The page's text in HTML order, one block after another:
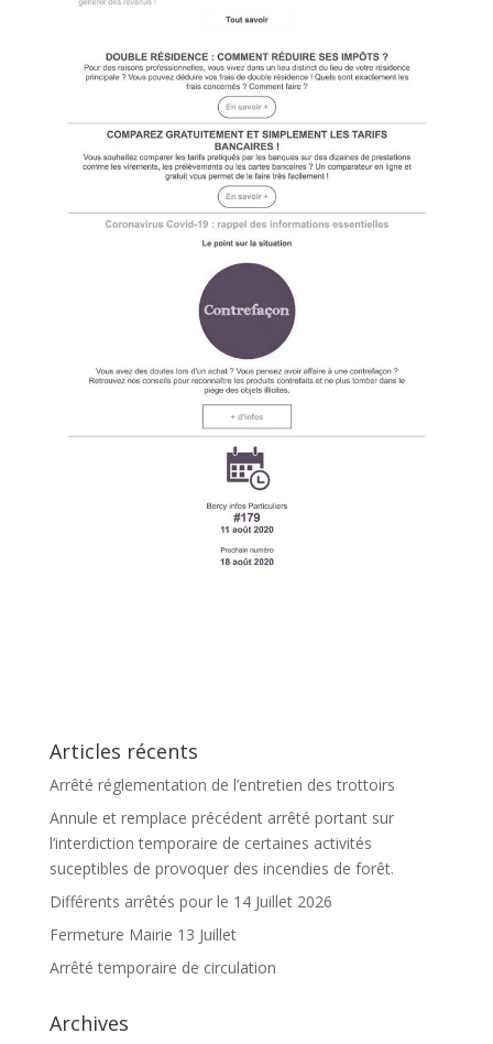
Articles récents
Arrêté réglementation de l’entretien des trottoirs
Annule et remplace précédent arrêté portant sur
l’interdiction temporaire de certaines activités
suceptibles de provoquer des incendies de forêt.
Différents arrêtés pour le 14 Juillet 2026
Fermeture Mairie 13 Juillet
Arrêté temporaire de circulation
Archives